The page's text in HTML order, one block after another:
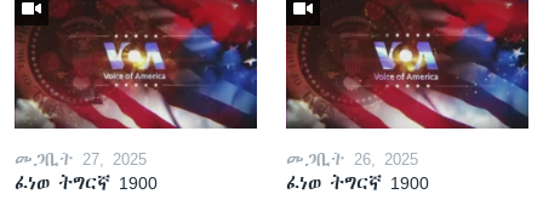
መጋቢት 27, 2025
ፈነወ ትግርኛ 1900
መጋቢት 26, 2025
ፈነወ ትግርኛ 1900